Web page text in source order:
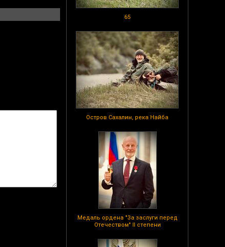
65
Остров Сахалин, река Найба
Медаль ордена "За заслуги перед
Отечеством" II степени